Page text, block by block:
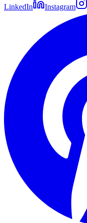
LinkedIn Instagram